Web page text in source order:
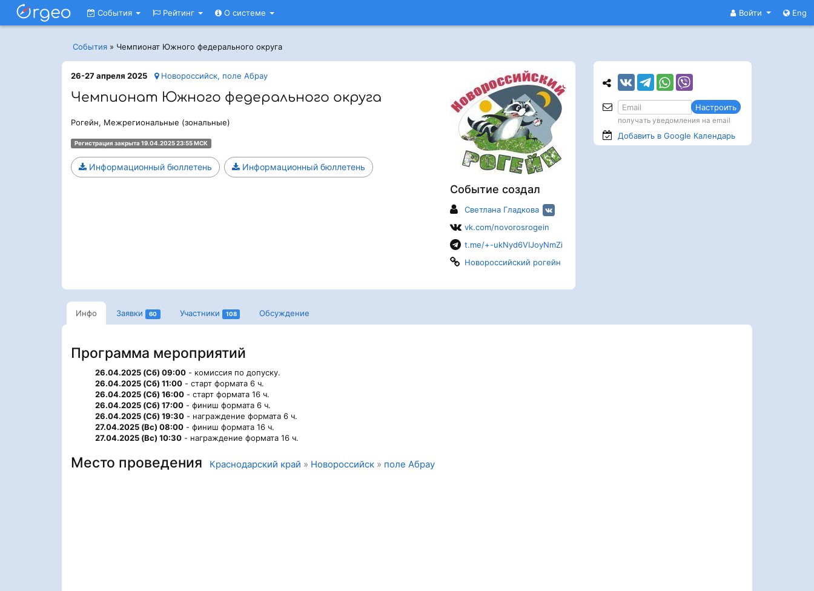
Войти Eng
События Рейтинг О системе
События » Чемпионат Южного федерального округа
Событие создал
Светлана Гладкова
vk.com/novorosrogein
t.me/+-ukNyd6VIJoyNmZi
Новороссийский рогейн
26-27 апреля 2025 Новороссийск, поле Абрау
Чемпионат Южного федерального округа
Рогейн, Межрегиональные (зональные)
Регистрация закрыта 19.04.2025 23:55 МСК
Информационный бюллетень Информационный бюллетень
Инфо Заявки 60 Участники 108 Обсуждение
Программа мероприятий
26.04.2025 (Сб) 09:00 - комиссия по допуску.
26.04.2025 (Сб) 11:00 - старт формата 6 ч.
26.04.2025 (Сб) 16:00 - старт формата 16 ч.
26.04.2025 (Сб) 17:00 - финиш формата 6 ч.
26.04.2025 (Сб) 19:30 - награждение формата 6 ч.
27.04.2025 (Вс) 08:00 - финиш формата 16 ч.
27.04.2025 (Вс) 10:30 - награждение формата 16 ч.
Место проведения Краснодарский край » Новороссийск » поле Абрау
Настроить
получать уведомления на email
Добавить в Google Календарь